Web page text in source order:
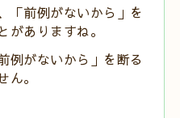
「前例がないから」を
がありますね。
例がないから」を断る
。